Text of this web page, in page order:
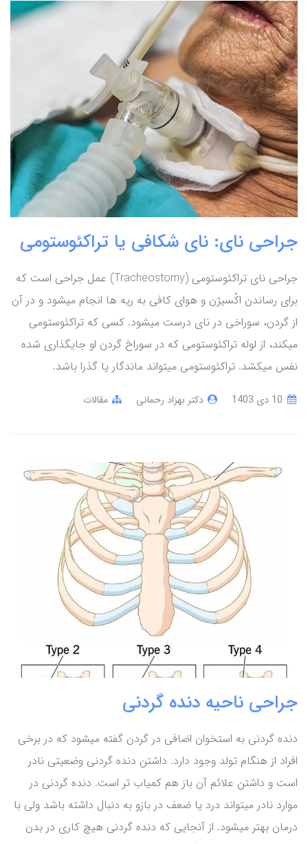
جراحی نای: نای شکافی یا تراکئوستومی
جراحی نای تراکئوستومی (Tracheostomy) عمل جراحی است که
برای رساندن اکُسیژن و هوای کافی به ریه ها انجام میشود و در آن
از گردن، سوراخی در نای درست میشود. کسی که تراکئوستومی
میکند، از لوله تراکئوستومی که در سوراخ گردن او جایگذاری شده
نفس میکشد. تراکئوستومی میتواند ماندگار یا گذرا باشد.
دکتر بهزاد رحمانی مقالات
جراحی ناحیه دنده گردنی
دنده گردنی به استخوان اضافی در گردن گفته میشود که در برخی
افراد از هنگام تولد وجود دارد. داشتن دنده گردنی وضعیتی نادر
است و داشتن علائم آن باز هم کمیاب تر است. دنده گردنی در
موارد نادر میتواند درد یا ضعف در بازو به دنبال داشته باشد ولی با
درمان بهتر میشود. از آنجایی که دنده گردنی هیچ کاری در بدن